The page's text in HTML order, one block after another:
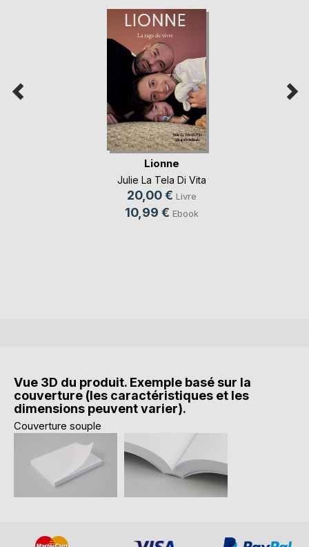
Lionne
Julie La Tela Di Vita
20,00 € Livre
10,99 € Ebook
Vue 3D du produit. Exemple basé sur la
couverture (les caractéristiques et les
dimensions peuvent varier).
Couverture souple